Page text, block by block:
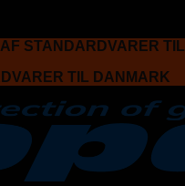
STANDARDVARER
TIL DANMARK